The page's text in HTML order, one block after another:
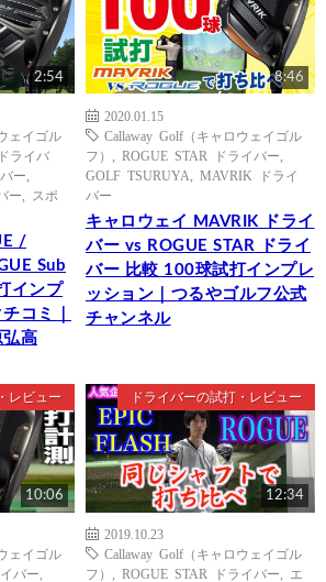
2:54
ェイゴル
ライバ
ー
ー
スポ
/
Sub
インプ
コミ｜
弘高
8:46
2020.01.15
Callaway Golf（キャロウェイゴル
フ）
ROGUE STAR ドライバー
GOLF TSURUYA
MAVRIK ドライ
バー
キャロウェイ MAVRIK ドライ
バー vs ROGUE STAR ドライ
バー 比較 100球試打インプレ
ッション｜つるやゴルフ公式
チャンネル
レビュー
10:06
ェイゴル
バー
ドライバーの試打・レビュー
12:34
2019.10.23
Callaway Golf（キャロウェイゴル
フ）
ROGUE STAR ドライバー
エ